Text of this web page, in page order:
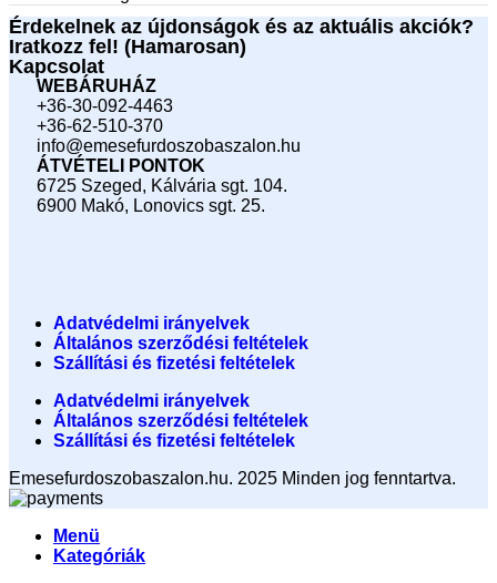
Érdekelnek az újdonságok és az aktuális akciók?
Iratkozz fel! (Hamarosan)
Kapcsolat
WEBÁRUHÁZ
+36-30-092-4463
+36-62-510-370
info@emesefurdoszobaszalon.hu
ÁTVÉTELI PONTOK
6725 Szeged, Kálvária sgt. 104.​
6900 Makó, Lonovics sgt. 25.
Adatvédelmi irányelvek
Általános szerződési feltételek
Szállítási és fizetési feltételek
Adatvédelmi irányelvek
Általános szerződési feltételek
Szállítási és fizetési feltételek
Emesefurdoszobaszalon.hu. 2025 Minden jog fenntartva.
Menü
Kategóriák